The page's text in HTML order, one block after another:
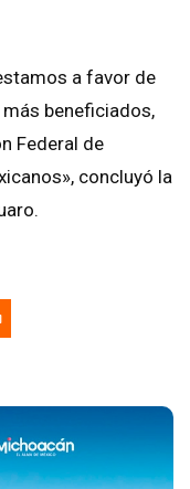
a favor de
beneficiados,
Federal de
concluyó la